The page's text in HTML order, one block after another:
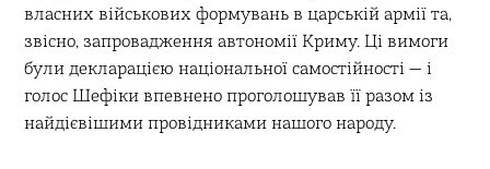
власних військових формувань в царській армії та,
звісно, запровадження автономії Криму. Ці вимоги
були декларацією національної самостійності — і
голос Шефіки впевнено проголошував її разом із
найдієвішими провідниками нашого народу.